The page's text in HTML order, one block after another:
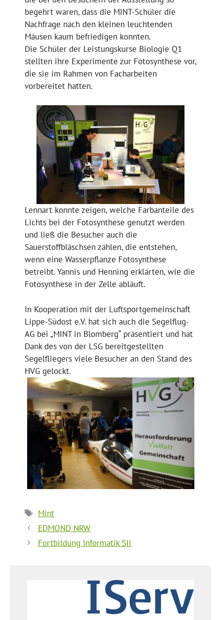
begehrt waren, dass die MINT-Schüler die
Nachfrage nach den kleinen leuchtenden
Mäusen kaum befriedigen konnten.
Die Schüler der Leistungskurse Biologie Q1
stellten ihre Experimente zur Fotosynthese vor,
die sie im Rahmen von Facharbeiten
vorbereitet hatten.
Lennart konnte zeigen, welche Farbanteile des
Lichts bei der Fotosynthese genutzt werden
und ließ die Besucher auch die
Sauerstoffbläschsen zählen, die entstehen,
wenn eine Wasserpflanze Fotosynthese
betreibt. Yannis und Henning erklärten, wie die
Fotosynthese in der Zelle abläuft.
In Kooperation mit der Luftsportgemeinschaft
Lippe-Südost e.V. hat sich auch die Segelflug-
AG bei „MINT in Blomberg“ präsentiert und hat
Dank des von der LSG bereitgestellten
Segelfliegers viele Besucher an den Stand des
HVG gelockt.
Schlagwörter
Mint
EDMOND NRW
Fortbildung Informatik SII